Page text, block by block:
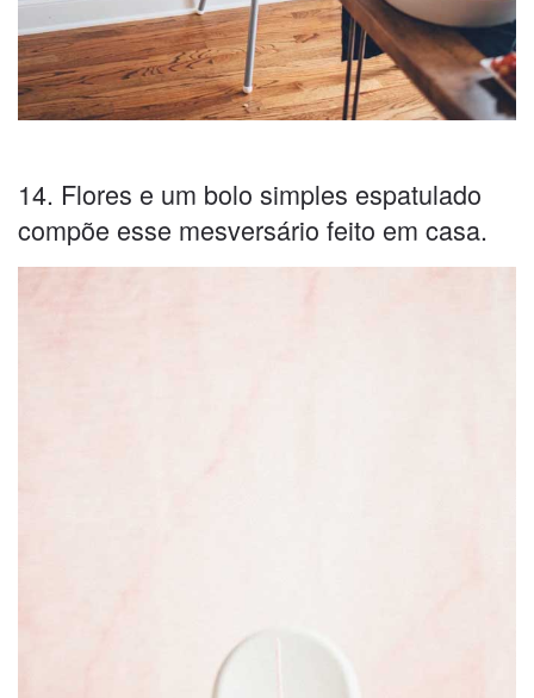
14. Flores e um bolo simples espatulado
compõe esse mesversário feito em casa.